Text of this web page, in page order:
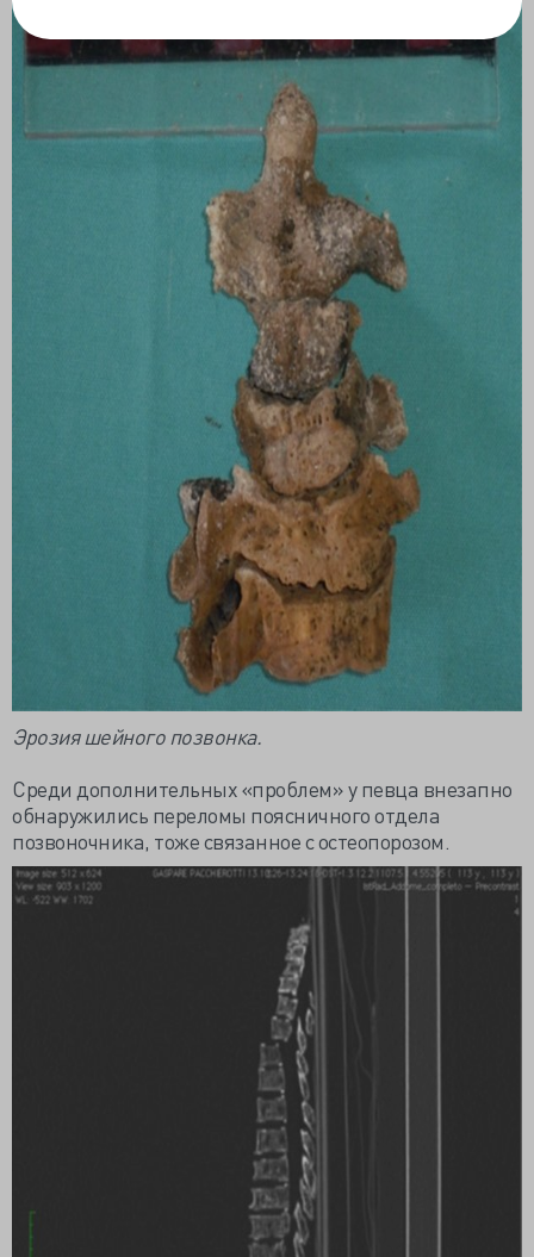
Эрозия шейного позвонка.
Среди дополнительных «проблем» у певца внезапно
обнаружились переломы поясничного отдела
позвоночника, тоже связанное с остеопорозом.